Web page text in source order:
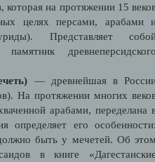
которая на протяжении 15
целях персами, арабами
Представляет
— древнейшая в
На протяжении многих
арабами, переделана
определяет его
быть у мечетей. Об
в книге